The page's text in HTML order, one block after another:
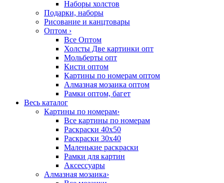
Наборы холстов
Подарки, наборы
Рисование и канцтовары
Оптом ›
Все Оптом
Холсты Две картинки опт
Мольберты опт
Кисти оптом
Картины по номерам оптом
Алмазная мозаика оптом
Рамки оптом, багет
Весь каталог
Картины по номерам›
Все картины по номерам
Раскраски 40х50
Раскраски 30х40
Маленькие раскраски
Рамки для картин
Аксессуары
Алмазная мозаика›